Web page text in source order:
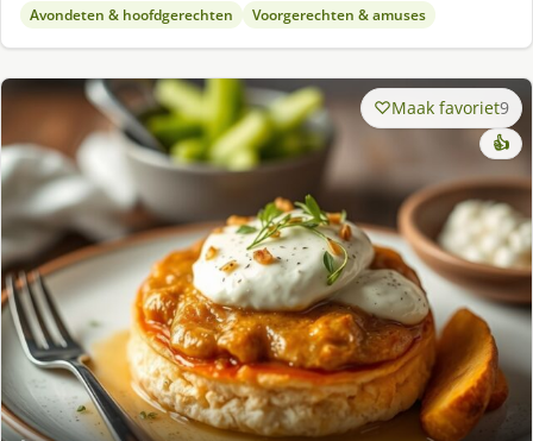
Avondeten & hoofdgerechten Voorgerechten & amuses
Maak favoriet9
👍